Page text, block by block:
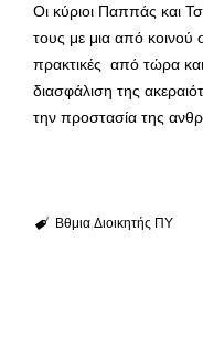
Οι κύριοι Παππάς και
τους με μια από κοινού
πρακτικές από τώρα
διασφάλιση της
την προστασία της
Βθμια Διοικητής ΠΥ